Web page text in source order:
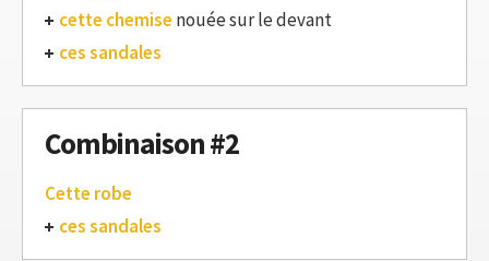
cette chemise nouée sur le devant
ces sandales
Combinaison #2
Cette robe
ces sandales